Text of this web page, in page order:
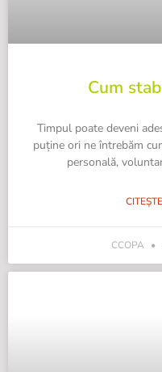
Cum
Timpul poate deveni
puține ori ne întrebăm
personală,
CCOPA